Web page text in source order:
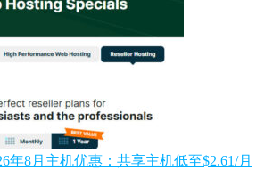
年8月主机优惠：共享主机低至$2.61/月